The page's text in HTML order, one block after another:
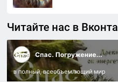
Читайте нас в
Спас. Погружение...
в полный, всеобъемлющий мир